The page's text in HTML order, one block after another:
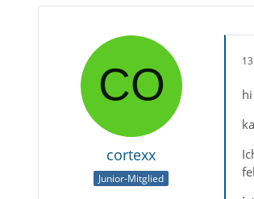
cortexx
Junior-Mitglied
hi